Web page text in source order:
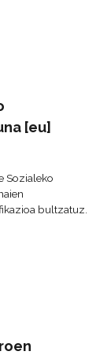
[eu]
Sozialeko
bultzatuz.
[eu]